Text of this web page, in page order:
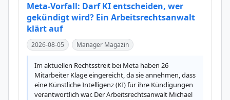
Meta-Vorfall: Darf KI entscheiden, wer
gekündigt wird? Ein Arbeitsrechtsanwalt
klärt auf
2026-08-05 Manager Magazin
Im aktuellen Rechtsstreit bei Meta haben 26
Mitarbeiter Klage eingereicht, da sie annehmen, dass
eine Künstliche Intelligenz (KI) für ihre Kündigungen
verantwortlich war. Der Arbeitsrechtsanwalt Michael